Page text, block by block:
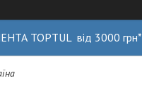
TOPTUL від 3000 грн*